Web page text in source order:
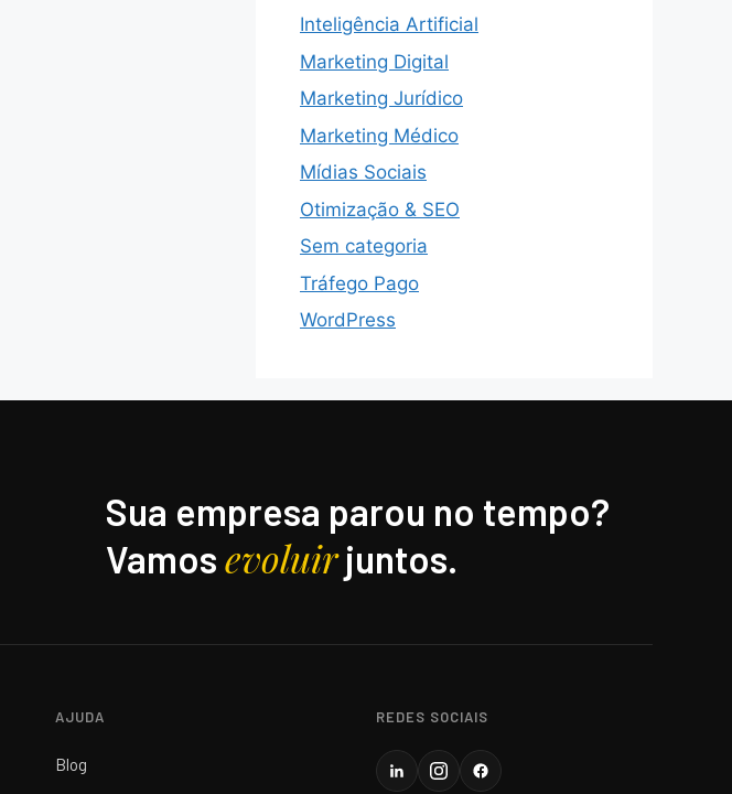
Inteligência Artificial
Marketing Digital
Marketing Jurídico
Marketing Médico
Mídias Sociais
Otimização & SEO
Sem categoria
Tráfego Pago
WordPress
Sua empresa parou no tempo?
Vamosevoluirjuntos.
AJUDA
Blog
REDES SOCIAIS